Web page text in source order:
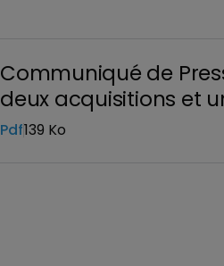
Communiqué de
deux acquisitions et
Pdf139 Ko